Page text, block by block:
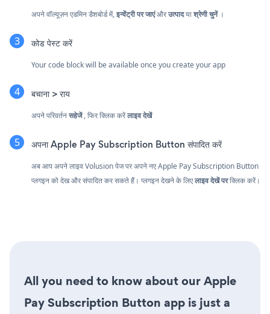
अपने वॉल्यूज़न एडमिन डैशबोर्ड में,इन्वेंट्री पर जाएंऔरउत्पादयाश्रेणी चुनें।
कोड पेस्ट करें
Your code block will be available once you create your app
बचाना > राय
अपने परिवर्तनसहेजें, फिर क्लिक करेंलाइव देखें
अपना Apple Pay Subscription Button संपादित करें
अब आप अपने लाइव Volusion पेज पर अपने नए Apple Pay Subscription Button
प्लगइन को देख और संपादित कर सकते हैं। प्लगइन देखने के लिएलाइव देखें परक्लिक करें।
All you need to know about our Apple
Pay Subscription Button app is just a